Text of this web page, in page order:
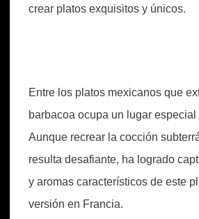
crear platos exquisitos y únicos.
Entre los platos mexicanos que
barbacoa ocupa un lugar especial
Aunque recrear la cocción
resulta desafiante, ha logrado
y aromas característicos de este
versión en Francia.